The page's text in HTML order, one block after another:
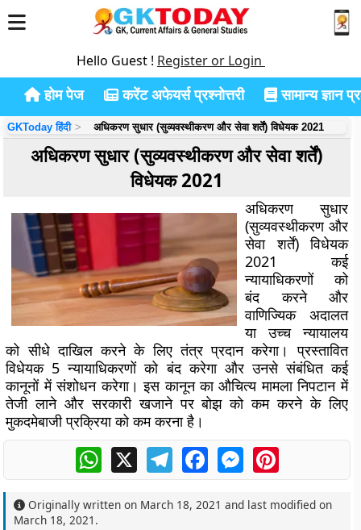
Hello Guest ! Register or Login
होम पेज करेंट अफेयर्स प्रश्नोत्तरी सामान्य ज्ञान
GKToday हिंदी अधिकरण सुधार (सुव्यवस्थीकरण और सेवा शर्तें) विधेयक 2021
अधिकरण सुधार (सुव्यवस्थीकरण और सेवा शर्तें)
विधेयक 2021
अधिकरण सुधार
(सुव्यवस्थीकरण और
सेवा शर्तें) विधेयक
2021 कई
न्यायाधिकरणों को
बंद करने और
वाणिज्यिक अदालत
या उच्च न्यायालय
को सीधे दाखिल करने के लिए तंत्र प्रदान करेगा। प्रस्तावित
विधेयक 5 न्यायाधिकरणों को बंद करेगा और उनसे संबंधित कई
कानूनों में संशोधन करेगा। इस कानून का औचित्य मामला निपटान में
तेजी लाने और सरकारी खजाने पर बोझ को कम करने के लिए
मुकदमेबाजी प्रक्रिया को कम करना है।
WhatsApp
X TelegramFacebookMessengerPinterest
Originally written on March 18, 2021 and last modified on
March 18, 2021 .